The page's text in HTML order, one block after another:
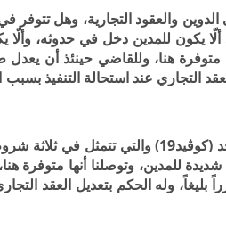
والعقود التجارية، وهل
هي: ألّا يكون للمدين دخل في حدوثه، وألّا
هنا، وللقاضي حينئذ أن يعدل
التجاري عند استحالة التنفيذ بسبب
ثم تناول البحث مدى توفر شروط الظروف الطارئة في فيروس كورونا المستجد
للمدين، وتوصلنا أنها متوفرة
وله الحكم بتعديل العقد